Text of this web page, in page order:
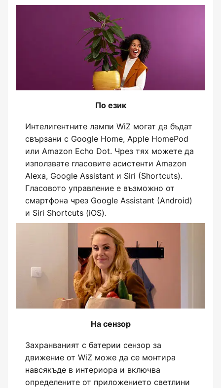
По език
Интелигентните лампи WiZ могат да бъдат
свързани с Google Home, Apple HomePod
или Amazon Echo Dot. Чрез тях можете да
използвате гласовите асистенти Amazon
Alexa, Google Assistant и Siri (Shortcuts).
Гласовото управление е възможно от
смартфона чрез Google Assistant (Android)
и Siri Shortcuts (iOS).
На сензор
Захранваният с батерии сензор за
движение от WiZ може да се монтира
навсякъде в интериора и включва
определените от приложението светлини